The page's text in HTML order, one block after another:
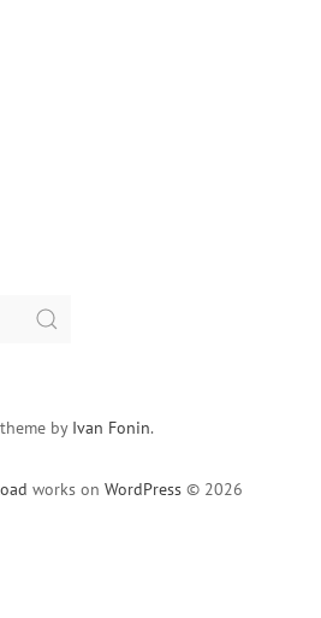
works on WordPress © 2026
by Ivan Fonin.